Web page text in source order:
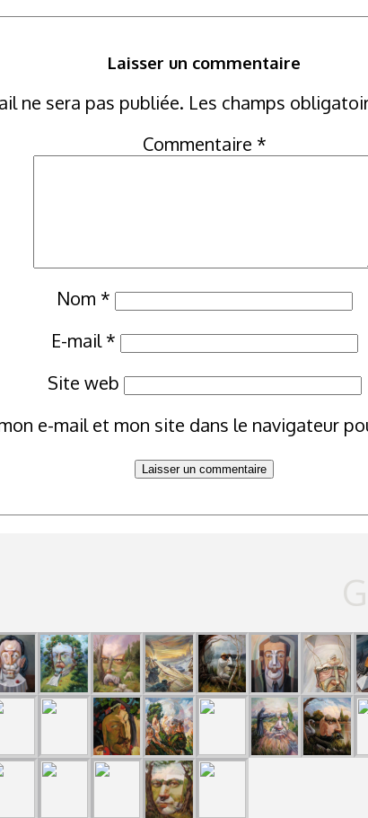
Laisser un commentaire
ne sera pas publiée. Les champs
Commentaire *
Nom *
E-mail*
Site web
e-mail et mon site dans le navigateur